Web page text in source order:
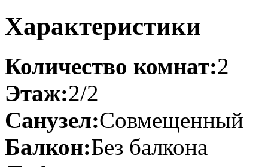
Характеристики
Количество комнат:2
Этаж:2/2
Санузел:Совмещенный
Балкон:Без балкона